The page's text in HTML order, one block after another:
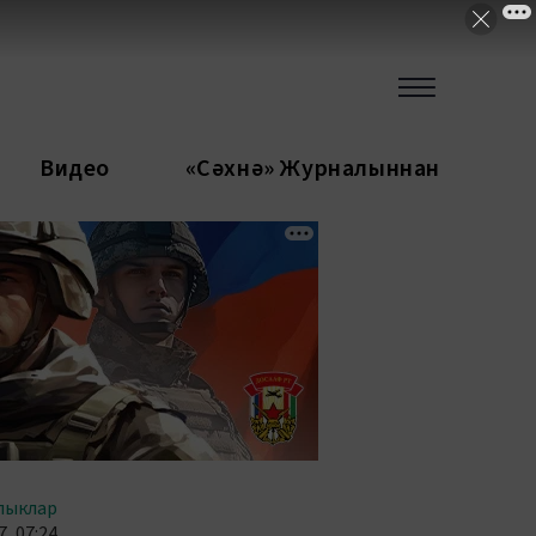
Видео «Сәхнә» Журналыннан